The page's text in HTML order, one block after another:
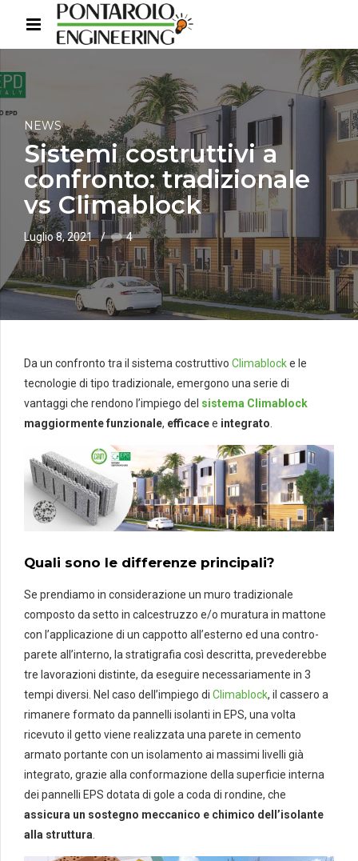
NEWS
Sistemi costruttivi a
confronto: tradizionale
vs Climablock
Luglio 8, 2021 4
Da un confronto tra il sistema costruttivo Climablocke le
tecnologie di tipo tradizionale, emergono una serie di
vantaggi che rendono l’impiego del sistema Climablock
maggiormente funzionale, efficacee integrato.
Quali sono le differenze principali?
Se prendiamo in considerazione un muro tradizionale
composto da setto in calcestruzzo e/o muratura in mattone
con l’applicazione di un cappotto all’esterno ed una contro-
parete all’interno, la stratigrafia così descritta, prevederebbe
tre lavorazioni distinte, da eseguire necessariamente in 3
tempi diversi. Nel caso dell’impiego di Climablock, il cassero a
rimanere formato da pannelli isolanti in EPS, una volta
ricevuto il getto viene realizzata una parete in cemento
armato portante con un isolamento ai massimi livelli già
integrato, grazie alla conformazione della superficie interna
dei pannelli EPS dotata di gole a coda di rondine, che
assicura un sostegno meccanico e chimico dell’isolante
alla struttura